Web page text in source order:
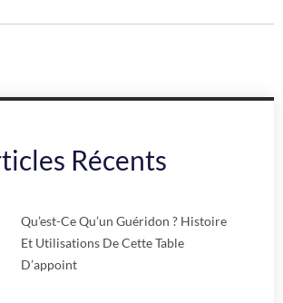
Récents
Qu’est-Ce Qu’un Guéridon ? Histoire
Et Utilisations De Cette Table
D’appoint